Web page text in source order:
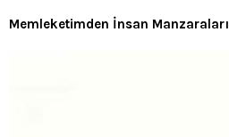
Memleketimden İnsan Manzaraları